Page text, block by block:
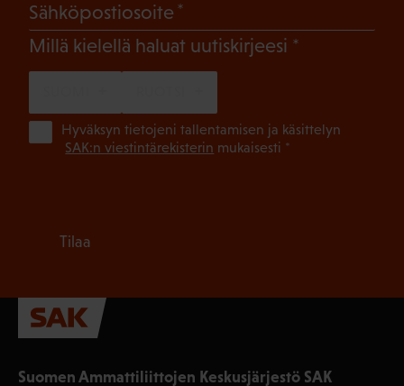
Suomen Ammattiliittojen Keskusjärjestö SAK
Sähköpostiosoite
Millä kielellä haluat uutiskirjeesi (Pakollinen)
Hyväksyn tietojeni tallentamisen ja käsittelyn
SAK:n viestintärekisterin mukaisesti *
Tilaa